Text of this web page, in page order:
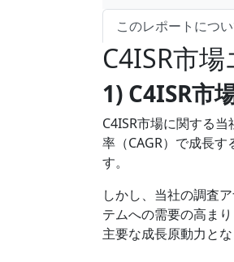
このレポートにつ
C4ISR市
1) C4ISR市
C4ISR市場に関する
率（CAGR）で成長
す。
しかし、当社の調査
テムへの需要の高ま
主要な成長原動力とな